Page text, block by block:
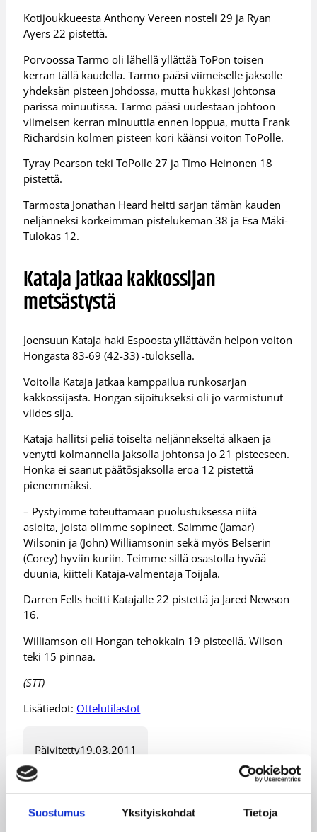
Suostumus Yksityiskohdat Tietoja
Kotijoukkueesta Anthony Vereen nosteli 29 ja Ryan
Ayers 22 pistettä.
Porvoossa Tarmo oli lähellä yllättää ToPon toisen
kerran tällä kaudella. Tarmo pääsi viimeiselle jaksolle
yhdeksän pisteen johdossa, mutta hukkasi johtonsa
parissa minuutissa. Tarmo pääsi uudestaan johtoon
viimeisen kerran minuuttia ennen loppua, mutta Frank
Richardsin kolmen pisteen kori käänsi voiton ToPolle.
Tyray Pearson teki ToPolle 27 ja Timo Heinonen 18
pistettä.
Tarmosta Jonathan Heard heitti sarjan tämän kauden
neljänneksi korkeimman pistelukeman 38 ja Esa Mäki-
Tulokas 12.
Kataja jatkaa kakkossijan
metsästystä
Joensuun Kataja haki Espoosta yllättävän helpon voiton
Hongasta 83-69 (42-33) -tuloksella.
Voitolla Kataja jatkaa kamppailua runkosarjan
kakkossijasta. Hongan sijoitukseksi oli jo varmistunut
viides sija.
Kataja hallitsi peliä toiselta neljännekseltä alkaen ja
venytti kolmannella jaksolla johtonsa jo 21 pisteeseen.
Honka ei saanut päätösjaksolla eroa 12 pistettä
pienemmäksi.
– Pystyimme toteuttamaan puolustuksessa niitä
asioita, joista olimme sopineet. Saimme (Jamar)
Wilsonin ja (John) Williamsonin sekä myös Belserin
(Corey) hyviin kuriin. Teimme sillä osastolla hyvää
duunia, kiitteli Kataja-valmentaja Toijala.
Darren Fells heitti Katajalle 22 pistettä ja Jared Newson
16.
Williamson oli Hongan tehokkain 19 pisteellä. Wilson
teki 15 pinnaa.
(STT)
Lisätiedot: Ottelutilastot
Päivitetty19.03.2011
Henkilöt